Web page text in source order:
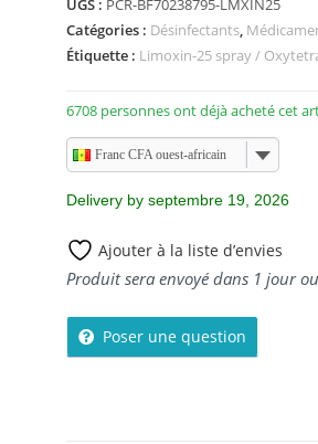
u
r
5
UGS : PCR-BF70238795-LMXIN25
Catégories : Désinfectants,
Étiquette : Limoxin-25 spray /
6708 personnes ont déjà acheté cet
Franc CFA ouest-africain
Delivery by septembre 19, 2026
Ajouter à la liste d’envies
Produit sera envoyé dans 1 jour
Poser une question